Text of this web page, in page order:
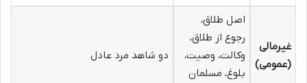
غیرمالی
(عمومی)
اصل طلاق،
رجوع از طلاق،
وکالت، وصیت،
بلوغ، مسلمان
دو شاهد مرد عادل